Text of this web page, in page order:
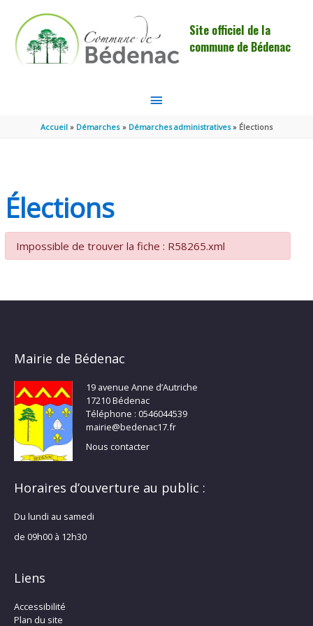
Site officiel de la
commune de Bédenac
MENU
PRINCIPAL
Accueil Démarches Démarches administratives Élections
Élections
Impossible de trouver la fiche : R58265.xml
Mairie de Bédenac
19 avenue Anne d’Autriche
17210 Bédenac
Téléphone : 0546044539
mairie@bedenac17.fr
Nous contacter
Horaires d’ouverture au public :
Du lundi au samedi
de 09h00 à 12h30
Liens
Accessibilité
Plan du site